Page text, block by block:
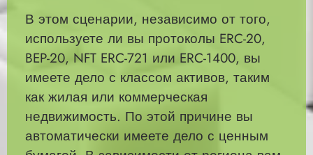
В этом сценарии, независимо от того,
используете ли вы протоколы ERC-20,
BEP-20, NFT ERC-721 или ERC-1400, вы
имеете дело с классом активов, таким
как жилая или коммерческая
недвижимость. По этой причине вы
автоматически имеете дело с ценным